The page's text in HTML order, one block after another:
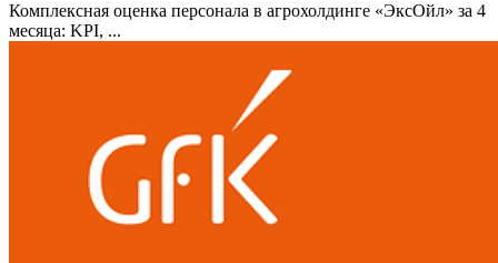
Комплексная оценка персонала в агрохолдинге «ЭксОйл» за 4
месяца: KPI, ...